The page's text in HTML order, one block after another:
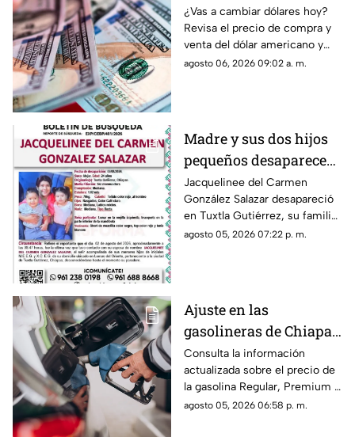
dólar a pesos
mexicanos hoy 6 de
agosto
¿Vas a cambiar dólares hoy?
Revisa el precio de compra y
venta del dólar americano y
aprovecha el mejor tipo de
agosto 06, 2026 09:02 a. m.
Madre y sus dos hijos
pequeños desaparecen
en Tuxtla Gutiérrez ¡Su
esposo levantó una
ficha de busqueda!
Jacquelinee del Carmen
González Salazar desapareció
en Tuxtla Gutiérrez, su familia
lo busca, por lo que han
agosto 05, 2026 07:22 p. m.
Ajuste en las
gasolineras de Chiapas:
Precio de la Magna,
Premium y Diésel este
jueves 6 de agosto
Consulta la información
actualizada sobre el precio de
la gasolina Regular, Premium y
Diésel en las estaciones de
agosto 05, 2026 06:58 p. m.